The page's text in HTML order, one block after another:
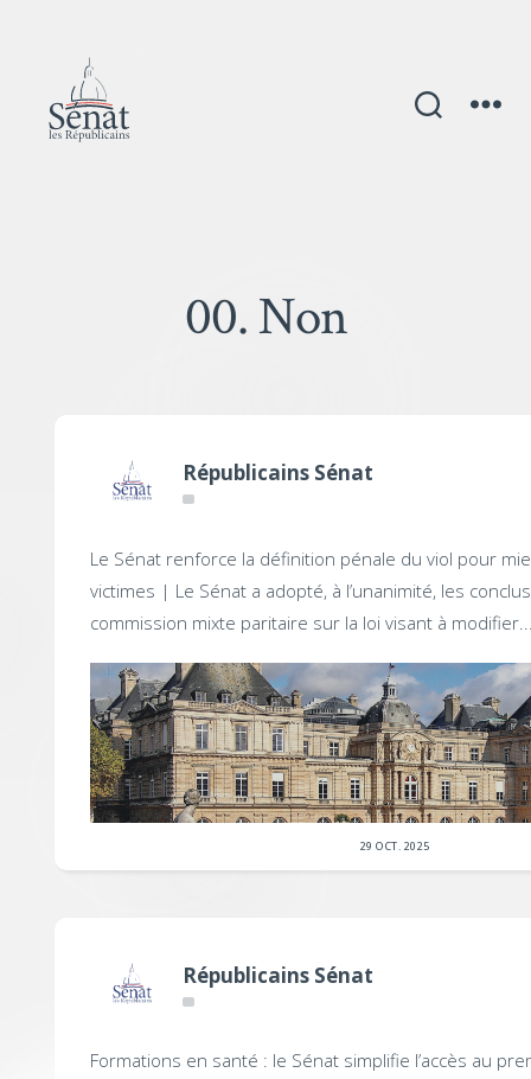
00. Non
Républicains Sénat
Le Sénat renforce la définition pénale du viol pour
victimes | Le Sénat a adopté, à l’unanimité, les
commission mixte paritaire sur la loi visant à
29 OCT. 2025
Républicains Sénat
Formations en santé : le Sénat simplifie l’accès au